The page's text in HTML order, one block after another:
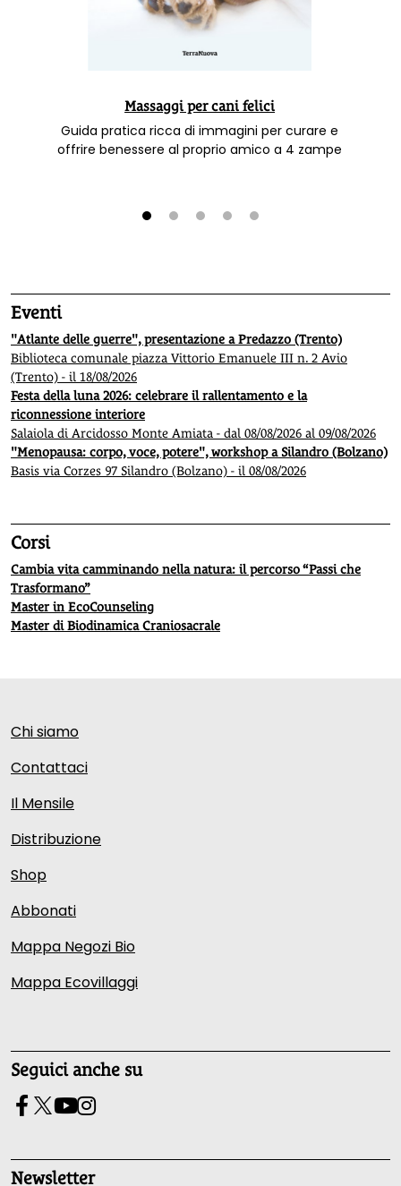
Massaggi per cani felici
Guida pratica ricca di immagini per curare e
offrire benessere al proprio amico a 4 zampe
Eventi
"Atlante delle guerre", presentazione a Predazzo (Trento)
Biblioteca comunale piazza Vittorio Emanuele III n. 2 Avio
(Trento) - il 18/08/2026
Festa della luna 2026: celebrare il rallentamento e la
riconnessione interiore
Salaiola di Arcidosso Monte Amiata - dal 08/08/2026 al 09/08/2026
"Menopausa: corpo, voce, potere", workshop a Silandro (Bolzano)
Basis via Corzes 97 Silandro (Bolzano) - il 08/08/2026
Corsi
Cambia vita camminando nella natura: il percorso “Passi che
Trasformano”
Master in EcoCounseling
Master di Biodinamica Craniosacrale
Chi siamo
Contattaci
Il Mensile
Distribuzione
Shop
Abbonati
Mappa Negozi Bio
Mappa Ecovillaggi
Seguici anche su
Newsletter